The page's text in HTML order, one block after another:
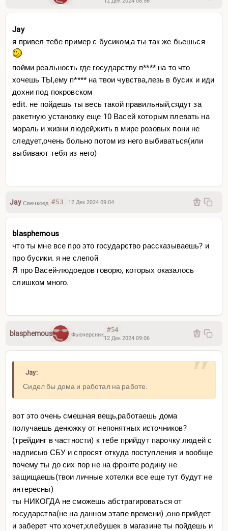
Jay
я привел тебе пример с бусиком,а ты так же бьешься
пойми реальность где государству п**** на то что
хочешь ТЫ,ему п**** на твои чувства,лезь в бусик и иди
дохни под покровском
edit. не пойдешь ты весь такой правильный,сядут за
ракетную установку еще 10 Васей которым плевать на
мораль и жизни людей,жить в мире розовых пони не
следует,очень больно потом из него выбиваться(или
выбивают тебя из него)
Jay Свечкоед #53 12 Дек 2024 09:04
blasphemous
что ты мне все про это государство рассказываешь? и
про бусики. я не слепой
Я про Васей-людоедов говорю, которых оказалось
слишком много.
blasphemous Фьючерсник
#54
12 Дек 2024 09:06
Jay:
Сидел бы дома и работал на работе.
вот это очень смешная вещь,работаешь дома
получаешь денюжку от непонятных источников?
(трейдинг в частности) к тебе прийдут парочку людей с
надписью СБУ и спросят откуда поступления и вообще
почему ты до сих пор не на фронте родину не
защищаешь(твои личные хотелки все еще тут будут не
интересны)
ты НИКОГДА не сможешь абстрагироваться от
государства(не на данном этапе времени) ,оно прийдет
и заберет что хочет,хлебушек в магазине ты пойдешь и